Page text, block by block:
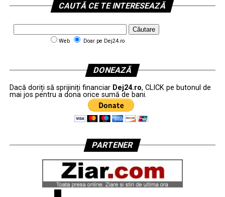
CAUTĂ CE TE INTERESEAZĂ
Web Doar pe Dej24.ro
DONEAZĂ
Dacă doriți să sprijiniți financiar Dej24.ro, CLICK pe butonul de
mai jos pentru a dona orice sumă de bani.
PARTENER